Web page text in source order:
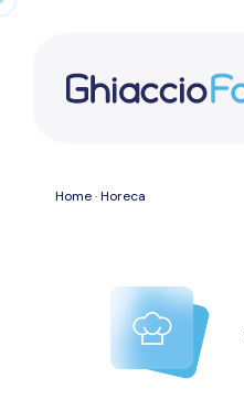
Home· Horeca